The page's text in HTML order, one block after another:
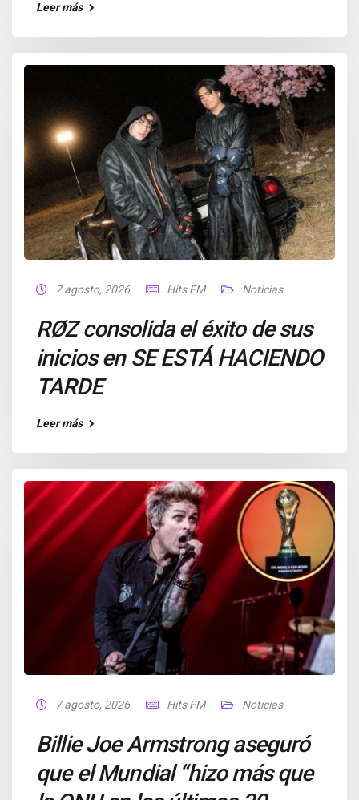
Leer más
7 agosto, 2026 Hits FM Noticias
RØZ consolida el éxito de sus
inicios en SE ESTÁ HACIENDO
TARDE
Leer más
7 agosto, 2026 Hits FM Noticias
Billie Joe Armstrong aseguró
que el Mundial “hizo más que